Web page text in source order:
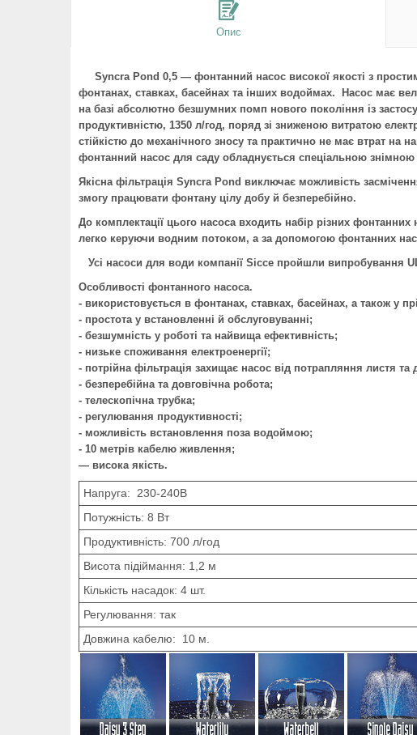
Опис
Syncra Pond 0,5 — фонтанний насос високої якості з
фонтанах, ставках, басейнах та інших водоймах. Насос має
на базі абсолютно безшумних помп нового покоління із
продуктивністю, 1350 л/год, поряд зі зниженою витратою
стійкістю до механічного зносу та практично не має втрат на
фонтанний насос для саду обладнується спеціальною знімною
Якісна фільтрація Syncra Pond виключає можливість
змогу працювати фонтану цілу добу й безперебійно.
До комплектації цього насоса входить набір різних
легко керуючи водним потоком, а за допомогою фонтанних
Усі насоси для води компанії Sicce пройшли випробування
Особливості фонтанного насоса.
- використовується в фонтанах, ставках, басейнах, а також у
- простота у встановленні й обслуговуванні;
- безшумність у роботі та найвища ефективність;
- низьке споживання електроенергії;
- потрійна фільтрація захищає насос від потрапляння листя та
- безперебійна та довговічна робота;
- телескопічна трубка;
- регулювання продуктивності;
- можливість встановлення поза водоймою;
- 10 метрів кабелю живлення;
— висока якість.
Напруга: 230-240В
Потужність: 8 Вт
Продуктивність: 700 л/год
Висота підіймання: 1,2 м
Кількість насадок: 4 шт.
Регулювання: так
Довжина кабелю: 10 м.